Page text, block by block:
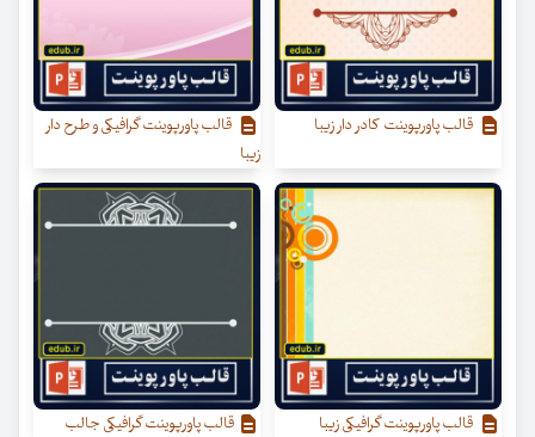
قالب پاورپوینت کادر دار زیبا
قالب پاورپوینت گرافیکی و طرح دار
زیبا
قالب پاورپوینت گرافیکی زیبا قالب پاورپوینت گرافیکی جالب